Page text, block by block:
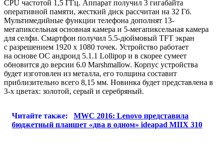
CPU частотой 1,5 ГГц. Аппарат получил 3 гигабайта
оперативной памяти, жесткий диск рассчитан на 32 Гб.
Мультимедийные функции телефона дополнят 13-
мегапиксельная основная камера и 5-мегапиксельная камера
для селфи. Смартфон получил 5.5-дюймовый TFT экран
с разрешением 1920 х 1080 точек. Устройство работает
на основе ОС андроид 5.1.1 Lollipop и в скорее сумеет
обновится до версии 6.0 Marshmallow. Корпус устройства
будет изготовлен из металла, его толщина составит
приблизительно всего 8,15 мм. Новинка будет представлена в
3-х цветах: золотой, серый и серебряный.
Читайте также:
MWC 2016: Lenovo представила
бюджетный планшет «два в одном» ideapad MIIX 310